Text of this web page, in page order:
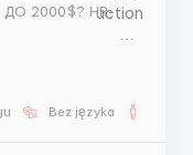
Bez języka